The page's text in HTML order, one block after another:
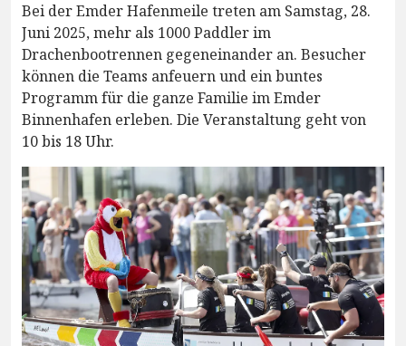
Bei der Emder Hafenmeile treten am Samstag, 28.
Juni 2025, mehr als 1000 Paddler im
Drachenbootrennen gegeneinander an. Besucher
können die Teams anfeuern und ein buntes
Programm für die ganze Familie im Emder
Binnenhafen erleben. Die Veranstaltung geht von
10 bis 18 Uhr.